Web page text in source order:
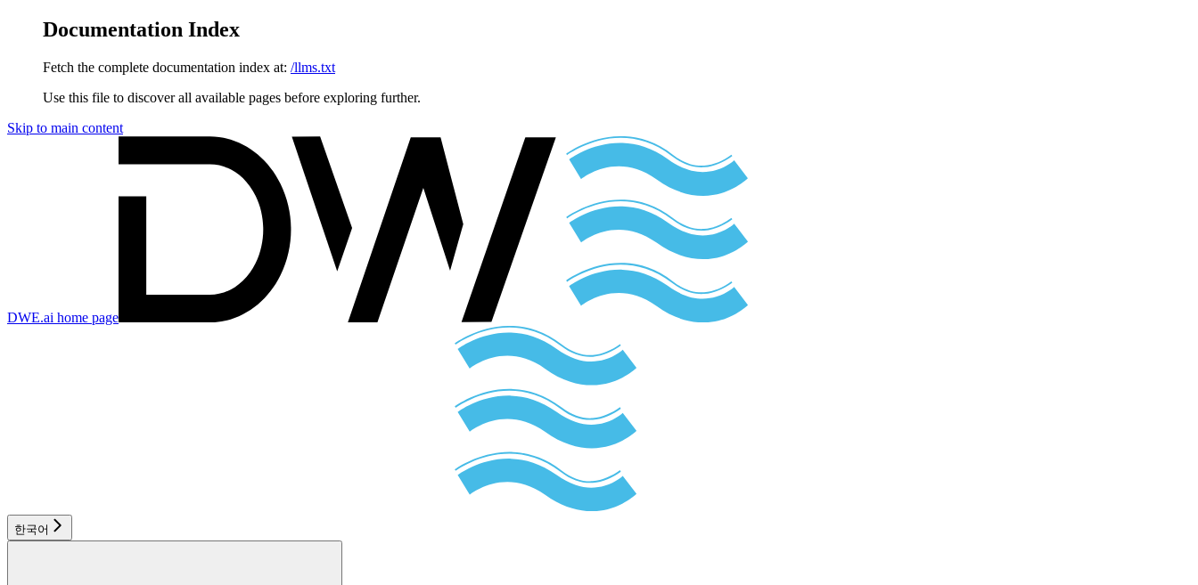
Documentation Index
Fetch the complete documentation index at: /llms.txt
Use this file to discover all available pages before exploring further.
Skip to main content
DWE.ai home page
한국어